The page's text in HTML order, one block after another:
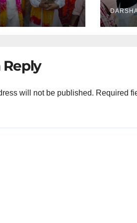
Reply
will not be published. Required